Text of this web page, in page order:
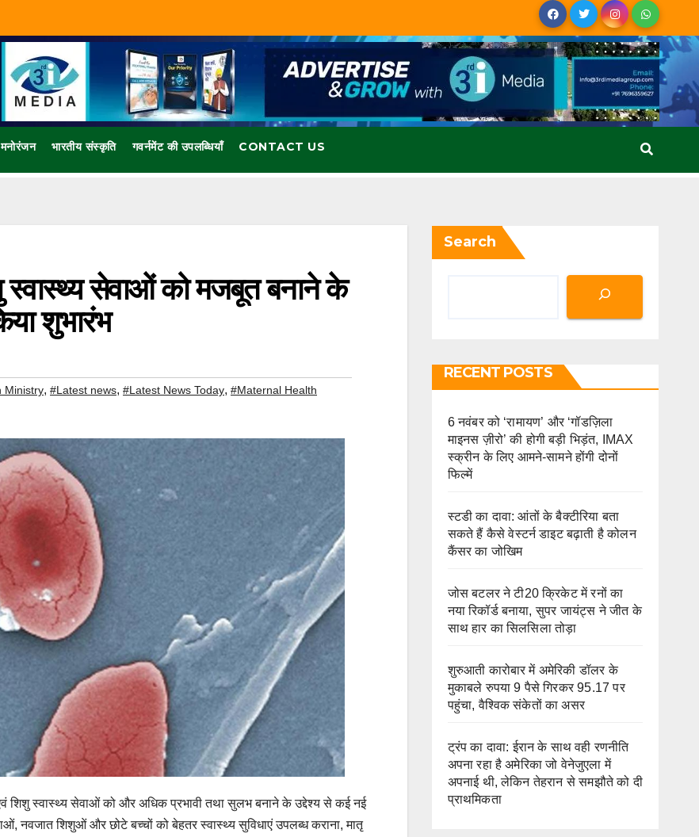
मनोरंजन भारतीय संस्कृति गवर्नमेंट की उपलब्धियाँ CONTACT US
सेवाओं को मजबूत बनाने के
शुभारंभ
Ministry, #Latest news, #Latest News Today, #Maternal Health
शिशु स्वास्थ्य सेवाओं को और अधिक प्रभावी तथा सुलभ बनाने के उद्देश्य से कई नई
नवजात शिशुओं और छोटे बच्चों को बेहतर स्वास्थ्य सुविधाएं उपलब्ध कराना, मातृ
Search
RECENT POSTS
6 नवंबर को ‘रामायण’ और ‘गॉडज़िला
माइनस ज़ीरो’ की होगी बड़ी भिड़ंत, IMAX
स्क्रीन के लिए आमने-सामने होंगी दोनों
फिल्में
स्टडी का दावा: आंतों के बैक्टीरिया बता
सकते हैं कैसे वेस्टर्न डाइट बढ़ाती है कोलन
कैंसर का जोखिम
जोस बटलर ने टी20 क्रिकेट में रनों का
नया रिकॉर्ड बनाया, सुपर जायंट्स ने जीत के
साथ हार का सिलसिला तोड़ा
शुरुआती कारोबार में अमेरिकी डॉलर के
मुकाबले रुपया 9 पैसे गिरकर 95.17 पर
पहुंचा, वैश्विक संकेतों का असर
ट्रंप का दावा: ईरान के साथ वही रणनीति
अपना रहा है अमेरिका जो वेनेजुएला में
अपनाई थी, लेकिन तेहरान से समझौते को दी
प्राथमिकता